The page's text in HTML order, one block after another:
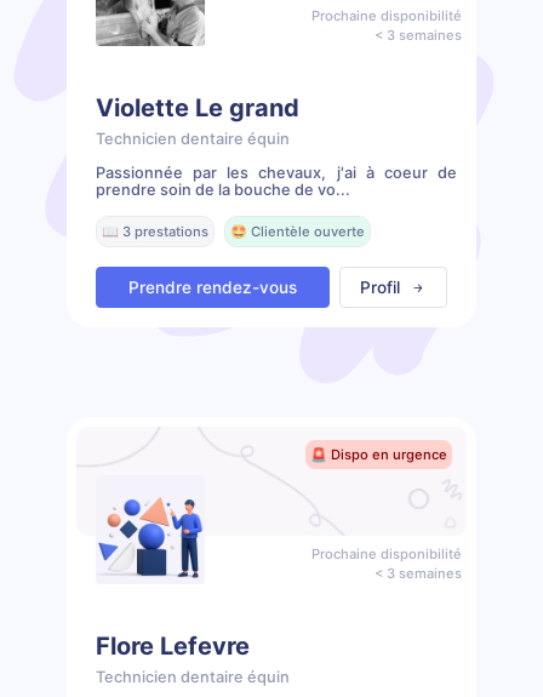
Prochaine disponibilité
< 3 semaines
Violette Le grand
Technicien dentaire équin
Passionnée par les chevaux, j'ai à coeur de
prendre soin de la bouche de vo...
📖 3 prestations 🤩 Clientèle ouverte
Prendre rendez-vous Profil
🚨 Dispo en urgence
Prochaine disponibilité
< 3 semaines
Flore Lefevre
Technicien dentaire équin